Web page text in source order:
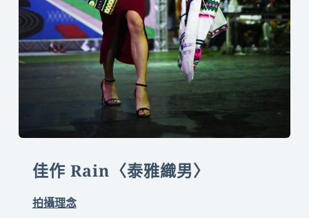
佳作 Rain〈泰雅織男〉
拍攝理念